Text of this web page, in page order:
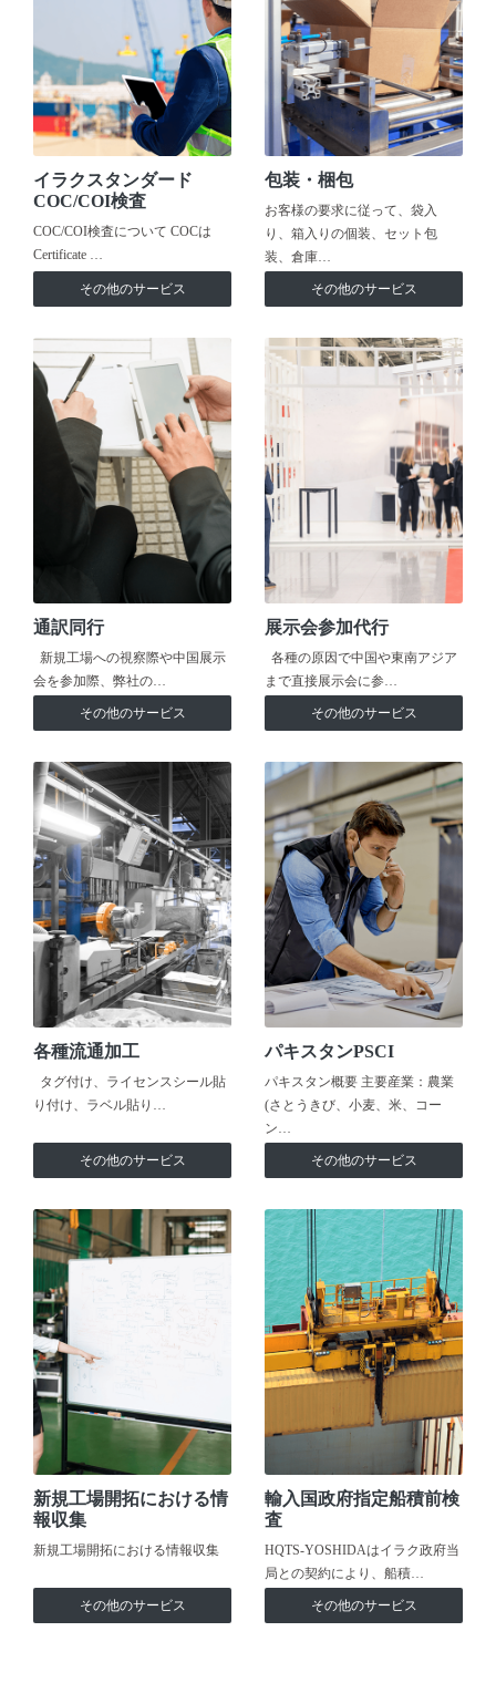
イラクスタンダード
COC/COI検査
COC/COI検査について COCは
Certificate …
その他のサービス
包装・梱包
お客様の要求に従って、袋入
り、箱入りの個装、セット包
装、倉庫…
その他のサービス
通訳同行
新規工場への視察際や中国展示
会を参加際、弊社の…
その他のサービス
展示会参加代行
各種の原因で中国や東南アジア
まで直接展示会に参…
その他のサービス
各種流通加工
タグ付け、ライセンスシール貼
り付け、ラベル貼り…
その他のサービス
パキスタンPSCI
パキスタン概要 主要産業：農業
(さとうきび、小麦、米、コー
ン…
その他のサービス
新規工場開拓における情
報収集
新規工場開拓における情報収集
その他のサービス
輸入国政府指定船積前検
査
HQTS-YOSHIDAはイラク政府当
局との契約により、船積…
その他のサービス